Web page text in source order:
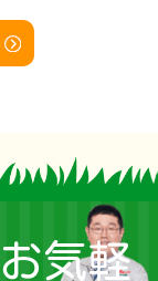
気軽